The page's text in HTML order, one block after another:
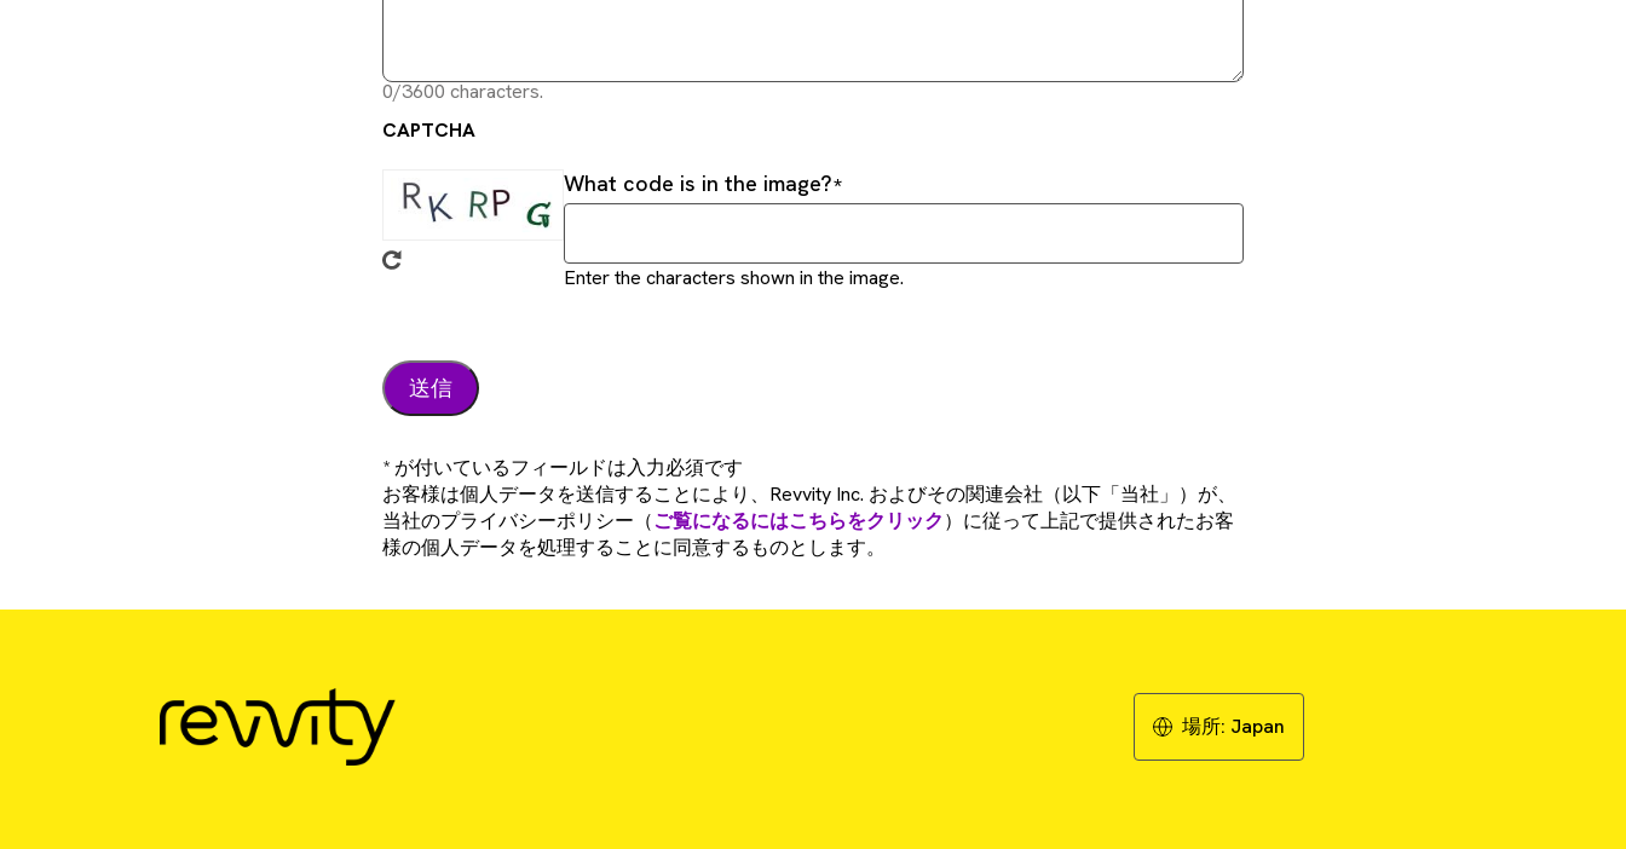
0/3600 characters.
CAPTCHA
What code is in the image?
Enter the characters shown in the image.
* が付いているフィールドは入力必須です
お客様は個人データを送信することにより、Revvity Inc. およびその関連会社（以下「当社」）が、
当社のプライバシーポリシー（ご覧になるにはこちらをクリック）に従って上記で提供されたお客
様の個人データを処理することに同意するものとします。
場所: Japan